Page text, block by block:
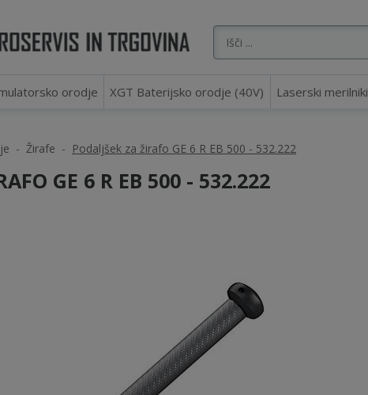
orodje XGT Baterijsko orodje (40V) Laserski merilniki
Žirafe Podaljšek za žirafo GE 6 R EB 500 - 532.222
GE 6 R EB 500 - 532.222